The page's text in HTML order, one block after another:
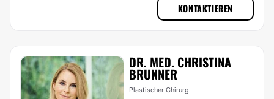
KONTAKTIEREN
DR. MED. CHRISTINA
BRUNNER
Plastischer Chirurg